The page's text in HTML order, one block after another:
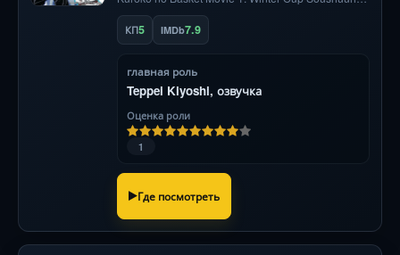
КП5 IMDb7.9
главная роль
Teppei Kiyoshi, озвучка
Оценка роли
1
Где посмотреть